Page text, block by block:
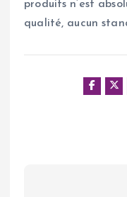
produits n’est
qualité, aucun